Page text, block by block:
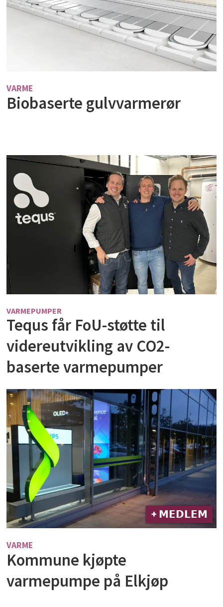
VARME
Biobaserte gulvvarmerør
VARMEPUMPER
Tequs får FoU-støtte til
videreutvikling av CO2-
baserte varmepumper
+ 𝗠𝗘𝗗𝗟𝗘𝗠
VARME
Kommune kjøpte
varmepumpe på Elkjøp